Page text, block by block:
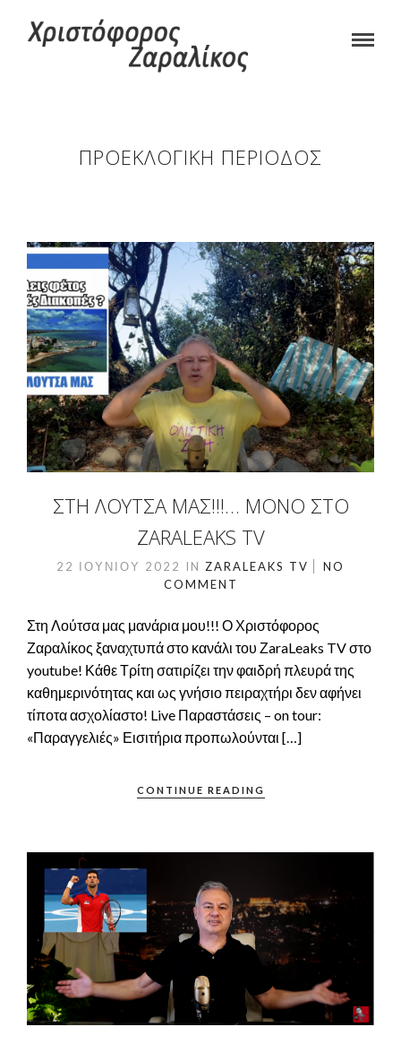
ΠΡΟΕΚΛΟΓΙΚΉ ΠΕΡΊΟΔΟΣ
ΣΤΗ ΛΟΎΤΣΑ ΜΑΣ!!!… ΜΌΝΟ ΣΤΟ
ZARALEAKS TV
22 ΙΟΥΝΊΟΥ 2022 IN ZARALEAKS TV
NO
COMMENT
Στη Λούτσα μας μανάρια μου!!! Ο Χριστόφορος
Ζαραλίκος ξαναχτυπά στο κανάλι του ΖaraLeaks TV στο
youtube! Κάθε Τρίτη σατιρίζει την φαιδρή πλευρά της
καθημερινότητας και ως γνήσιο πειραχτήρι δεν αφήνει
τίποτα ασχολίαστο! Live Παραστάσεις – on tour:
«Παραγγελιές» Εισιτήρια προπωλούνται […]
CONTINUE READING